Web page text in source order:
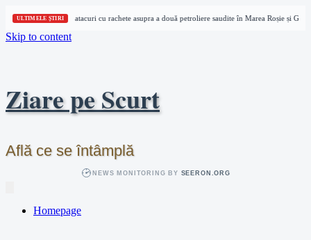
ULTIMELE ȘTIRI
Houthi revendică atacuri cu rachete asupra a două petroliere saudite în Marea Roșie și
Skip to content
Ziare pe Scurt
Află ce se întâmplă
NEWS MONITORING BY SEERON.ORG
Homepage